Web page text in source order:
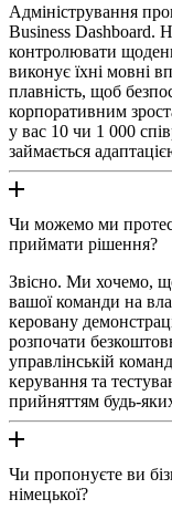
Адміністрування
Business Dashboard.
контролювати
виконує їхні мовні
плавність, щоб
корпоративним
у вас 10 чи 1 000
займається
Чи можемо ми
приймати рішення?
Звісно. Ми хочемо,
вашої команди на
керовану
розпочати
управлінській
керування та
прийняттям будь-
Чи пропонуєте ви
німецької?